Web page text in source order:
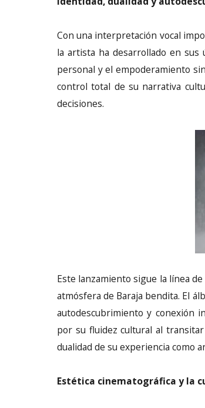
Con una interpretación vocal
la artista ha desarrollado en sus
personal y el empoderamiento
control total de su narrativa
decisiones.
Este lanzamiento sigue la línea
atmósfera de Baraja bendita. El
autodescubrimiento y conexión
por su fluidez cultural al
dualidad de su experiencia como
Estética cinematográfica y la